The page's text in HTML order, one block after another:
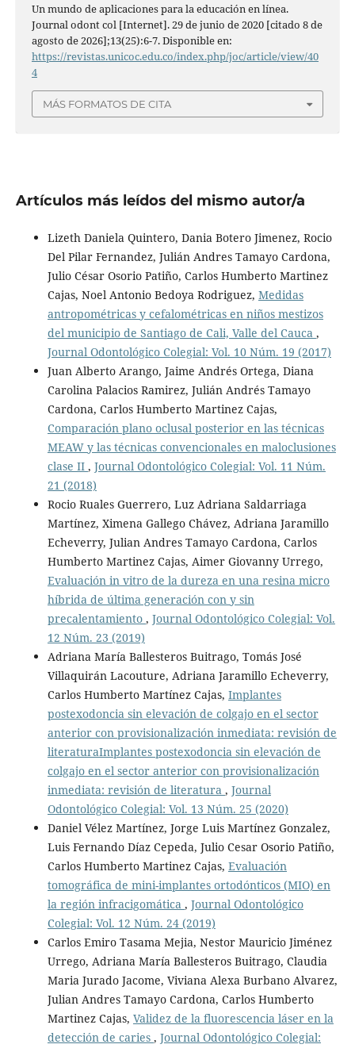
Un mundo de aplicaciones para la educación en línea.
Journal odont col [Internet]. 29 de junio de 2020 [citado 8 de
agosto de 2026];13(25):6-7. Disponible en:
https://revistas.unicoc.edu.co/index.php/joc/article/view/40
4
MÁS FORMATOS DE CITA
Artículos más leídos del mismo autor/a
Lizeth Daniela Quintero, Dania Botero Jimenez, Rocio
Del Pilar Fernandez, Julián Andres Tamayo Cardona,
Julio César Osorio Patiño, Carlos Humberto Martinez
Cajas, Noel Antonio Bedoya Rodriguez, Medidas
antropométricas y cefalométricas en niños mestizos
del municipio de Santiago de Cali, Valle del Cauca ,
Journal Odontológico Colegial: Vol. 10 Núm. 19 (2017)
Juan Alberto Arango, Jaime Andrés Ortega, Diana
Carolina Palacios Ramirez, Julián Andrés Tamayo
Cardona, Carlos Humberto Martinez Cajas,
Comparación plano oclusal posterior en las técnicas
MEAW y las técnicas convencionales en maloclusiones
clase II , Journal Odontológico Colegial: Vol. 11 Núm.
21 (2018)
Rocio Ruales Guerrero, Luz Adriana Saldarriaga
Martínez, Ximena Gallego Chávez, Adriana Jaramillo
Echeverry, Julian Andres Tamayo Cardona, Carlos
Humberto Martinez Cajas, Aimer Giovanny Urrego,
Evaluación in vitro de la dureza en una resina micro
hí­brida de última generación con y sin
precalentamiento , Journal Odontológico Colegial: Vol.
12 Núm. 23 (2019)
Adriana María Ballesteros Buitrago, Tomás José
Villaquirán Lacouture, Adriana Jaramillo Echeverry,
Carlos Humberto Martínez Cajas, Implantes
postexodoncia sin elevación de colgajo en el sector
anterior con provisionalización inmediata: revisión de
literaturaImplantes postexodoncia sin elevación de
colgajo en el sector anterior con provisionalización
inmediata: revisión de literatura , Journal
Odontológico Colegial: Vol. 13 Núm. 25 (2020)
Daniel Vélez Martí­nez, Jorge Luis Martínez Gonzalez,
Luis Fernando Díaz Cepeda, Julio Cesar Osorio Patiño,
Carlos Humberto Martinez Cajas, Evaluación
tomográfica de mini-implantes ortodónticos (MIO) en
la región infracigomática , Journal Odontológico
Colegial: Vol. 12 Núm. 24 (2019)
Carlos Emiro Tasama Mejia, Nestor Mauricio Jiménez
Urrego, Adriana Marí­a Ballesteros Buitrago, Claudia
Maria Jurado Jacome, Viviana Alexa Burbano Alvarez,
Julian Andres Tamayo Cardona, Carlos Humberto
Martinez Cajas, Validez de la fluorescencia láser en la
detección de caries , Journal Odontológico Colegial: